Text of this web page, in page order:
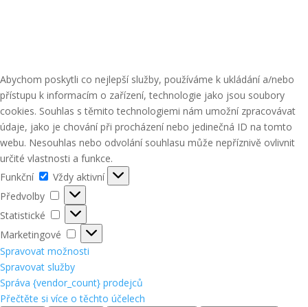
Abychom poskytli co nejlepší služby, používáme k ukládání a/nebo
přístupu k informacím o zařízení, technologie jako jsou soubory
cookies. Souhlas s těmito technologiemi nám umožní zpracovávat
údaje, jako je chování při procházení nebo jedinečná ID na tomto
webu. Nesouhlas nebo odvolání souhlasu může nepříznivě ovlivnit
určité vlastnosti a funkce.
Funkční
Funkční
Vždy aktivní
Předvolby
Předvolby
Statistické
Statistické
Marketingové
Marketingové
Spravovat možnosti
Spravovat služby
Správa {vendor_count} prodejců
Přečtěte si více o těchto účelech